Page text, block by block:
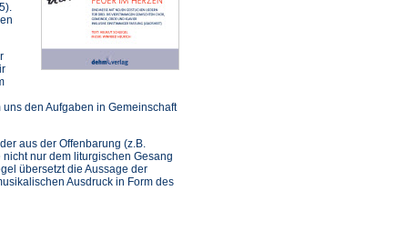
den Aufgaben in Gemeinschaft
aus der Offenbarung (z.B.
nur dem liturgischen Gesang
übersetzt die Aussage der
Ausdruck in Form des